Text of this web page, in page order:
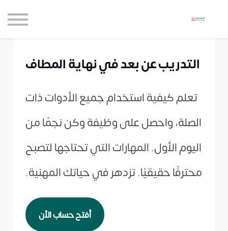
الاعتماديات
حساب جديد
تسجيل الدخول
التدريب عن بعد في نهاية المطاف
تعلم كيفية استخدام جميع الأدوات ذات
الصلة، واحصل على وظيفة وكن نجمًا من
اليوم الأول. المهارات التي تحتاجها لتصبح
محترفًا حقيقيًا. تزدهر في حياتك المهنية.
أفتح حساب الأن